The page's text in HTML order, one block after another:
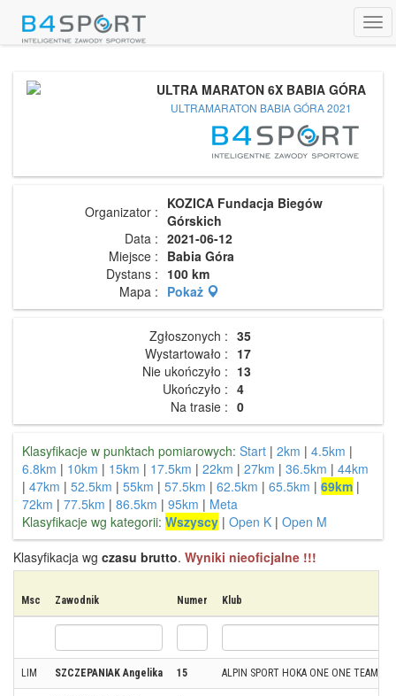
ULTRA MARATON 6X BABIA GÓRA
ULTRAMARATON BABIA GÓRA 2021
Organizator : KOZICA Fundacja Biegów
Górskich
Data : 2021-06-12
Miejsce : Babia Góra
Dystans : 100 km
Mapa : Pokaż
Zgłoszonych : 35
Wystartowało : 17
Nie ukończyło : 13
Ukończyło : 4
Na trasie : 0
Klasyfikacje w punktach pomiarowych: Start | 2km | 4.5km |
6.8km | 10km | 15km | 17.5km | 22km | 27km | 36.5km | 44km
| 47km | 52.5km | 55km | 57.5km | 62.5km | 65.5km | 69km |
72km | 77.5km | 86.5km | 95km | Meta
Klasyfikacje wg kategorii: Wszyscy | Open K | Open M
Klasyfikacja wg czasu brutto. Wyniki nieoficjalne !!!
Msc Zawodnik Numer Klub
LIM SZCZEPANIAK Angelika 15 ALPIN SPORT HOKA ONE ONE TEAM/